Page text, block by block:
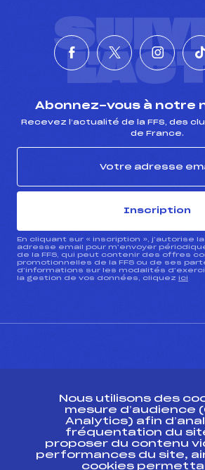
Abonnez-vous à notre
Recevez l’actualité de la FFS, des
de France.
Inscription
En cliquant sur « inscription », j’autorise
adresse email pour m’envoyer
de la FFS, qui peut contenir des offres
promotionnelles de la FFS ou de ses
d’informations sur les modalités
la gestion de vos données, cliquez ici
ESPACE PRESSE
Ressources
Pass’Neige
Nous utilisons des
mesure d’audience
Analytics) afin
fréquentation du
proposer du contenu
performances du site,
cookies